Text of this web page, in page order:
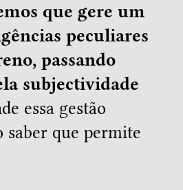
que gere um
peculiares
passando
subjectividade
essa gestão
saber que permite